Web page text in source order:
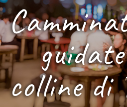
colline di